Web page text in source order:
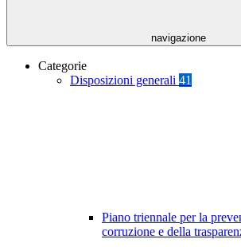
navigazione
Categorie
Disposizioni generali 41
Piano triennale per la
corruzione e della